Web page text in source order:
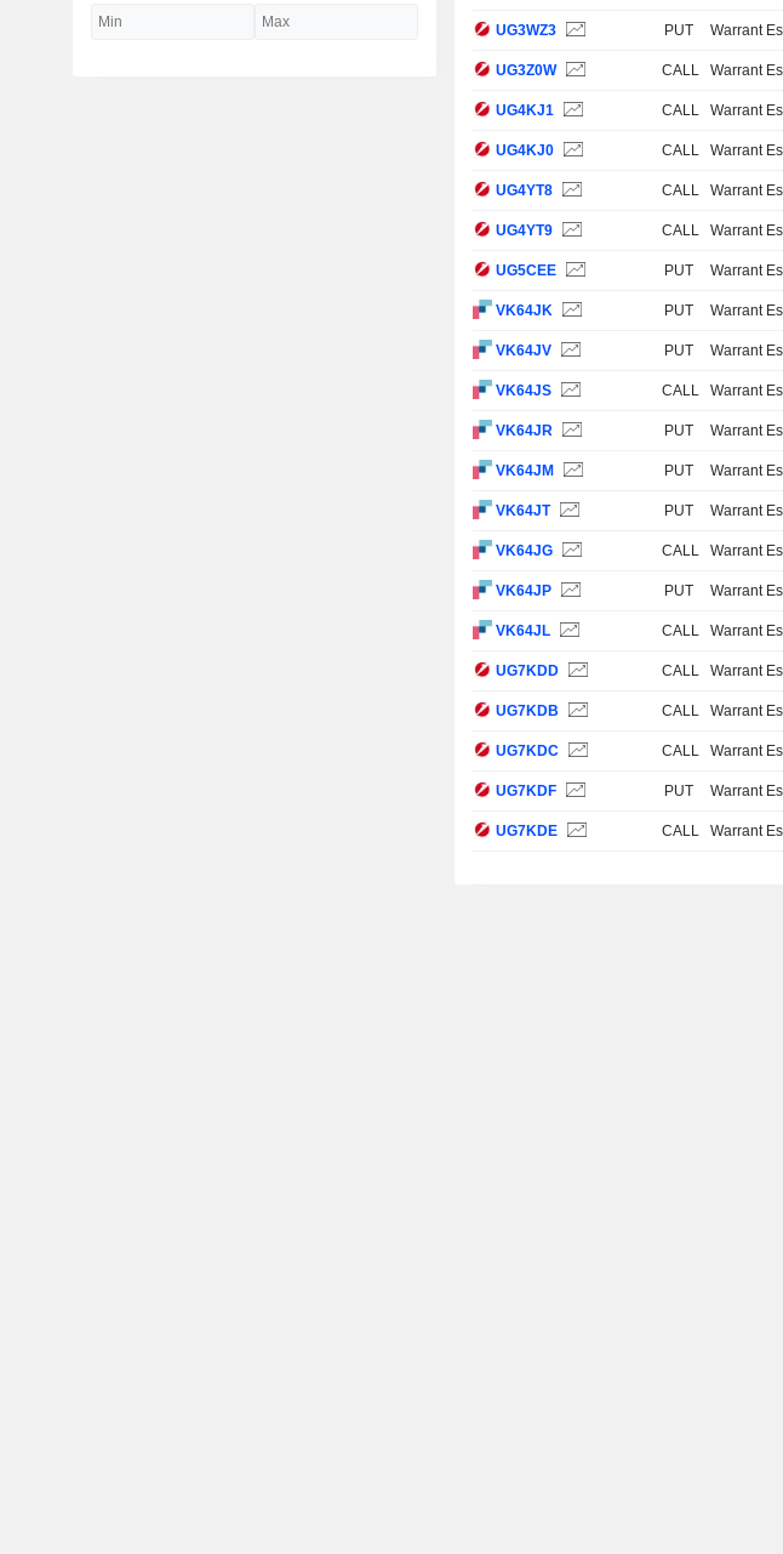
UG3WZ3 PUT
UG3Z0W CALL
UG4KJ1 CALL
UG4KJ0 CALL
UG4YT8 CALL
UG4YT9 CALL
UG5CEE PUT
VK64JK PUT
VK64JV PUT
VK64JS CALL
VK64JR PUT
VK64JM PUT
VK64JT PUT
VK64JG CALL
VK64JP PUT
VK64JL CALL
UG7KDD CALL
UG7KDB CALL
UG7KDC CALL
UG7KDF PUT
UG7KDE CALL